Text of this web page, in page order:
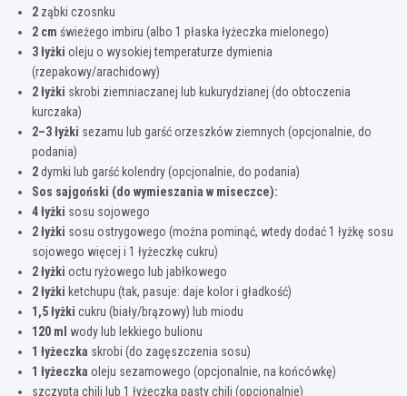
2 ząbki czosnku
2 cm świeżego imbiru (albo 1 płaska łyżeczka mielonego)
3 łyżki oleju o wysokiej temperaturze dymienia
(rzepakowy/arachidowy)
2 łyżki skrobi ziemniaczanej lub kukurydzianej (do obtoczenia
kurczaka)
2–3 łyżki sezamu lub garść orzeszków ziemnych (opcjonalnie, do
podania)
2dymki lub garść kolendry (opcjonalnie, do podania)
Sos sajgoński (do wymieszania w miseczce):
4 łyżki sosu sojowego
2 łyżki sosu ostrygowego (można pominąć, wtedy dodać 1 łyżkę sosu
sojowego więcej i 1 łyżeczkę cukru)
2 łyżki octu ryżowego lub jabłkowego
2 łyżki ketchupu (tak, pasuje: daje kolor i gładkość)
1,5 łyżki cukru (biały/brązowy) lub miodu
120 ml wody lub lekkiego bulionu
1 łyżeczka skrobi (do zagęszczenia sosu)
1 łyżeczka oleju sezamowego (opcjonalnie, na końcówkę)
szczypta chili lub 1 łyżeczka pasty chili (opcjonalnie)